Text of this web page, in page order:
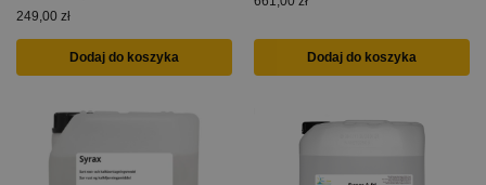
249,00 zł
Dodaj do koszyka Dodaj do koszyka